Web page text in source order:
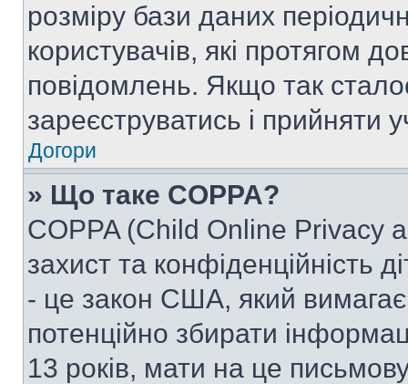
розміру бази даних
користувачів, які протягом
повідомлень. Якщо так
зареєструватись і прийняти
Догори
» Що таке COPPA?
COPPA (Child Online Privacy
захист та конфіденційність
- це закон США, який вимагає
потенційно збирати
13 років, мати на це письмову